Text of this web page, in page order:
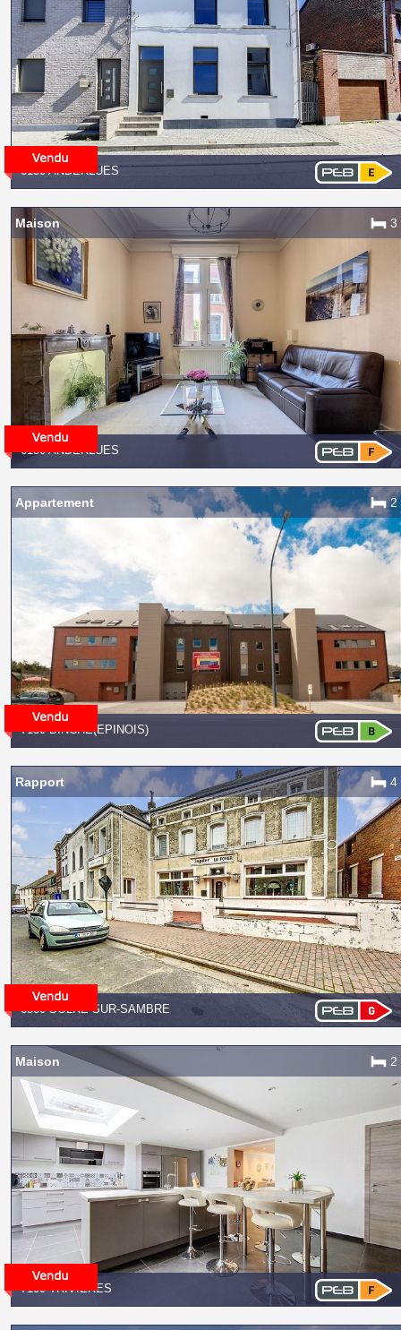
6150 ANDERLUES
6150 ANDERLUES
Maison 3
7130 BINCHE(EPINOIS)
Appartement 2
6560 SOLRE-SUR-SAMBRE
Rapport 4
7100 TRIVIÈRES
Maison 2